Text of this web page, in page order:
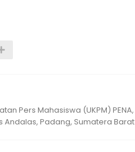
Pers Mahasiswa (UKPM) PENA,
Andalas, Padang, Sumatera Barat